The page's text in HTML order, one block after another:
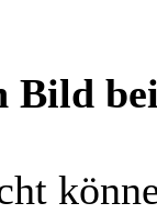
Bild